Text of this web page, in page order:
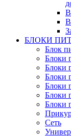
БЛОКИ
Блок
Блоки
Блоки
Блоки
Блоки
Блоки
Блоки
Сеть